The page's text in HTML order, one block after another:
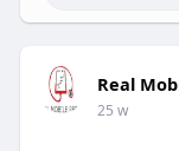
Real
25 w